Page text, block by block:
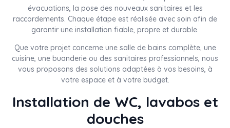
évacuations, la pose des nouveaux sanitaires et les
raccordements. Chaque étape est réalisée avec soin afin de
garantir une installation fiable, propre et durable.
Que votre projet concerne une salle de bains complète, une
cuisine, une buanderie ou des sanitaires professionnels, nous
vous proposons des solutions adaptées à vos besoins, à
votre espace et à votre budget.
Installation de WC, lavabos et
douches